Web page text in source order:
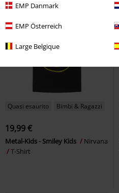
EMP Danmark
EMP Österreich
Large Belgique
Quasi esaurito Bimbi & Ragazzi
19,99 €
Metal-Kids - Smiley Kids
Nirvana
T-Shirt